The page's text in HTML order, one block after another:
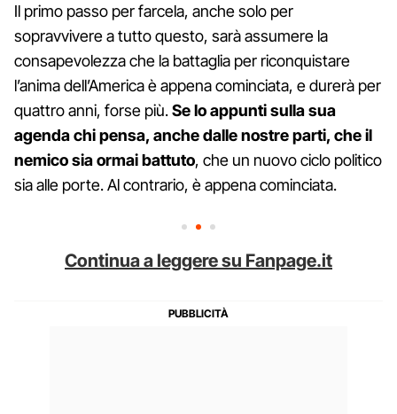
Il primo passo per farcela, anche solo per
sopravvivere a tutto questo, sarà assumere la
consapevolezza che la battaglia per riconquistare
l’anima dell’America è appena cominciata, e durerà per
quattro anni, forse più.Se lo appunti sulla sua
agenda chi pensa, anche dalle nostre parti, che il
nemico sia ormai battuto, che un nuovo ciclo politico
sia alle porte. Al contrario, è appena cominciata.
Continua a leggere su Fanpage.it